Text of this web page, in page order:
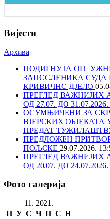
Вијести
Архива
ПОДИГНУТА
ЗАПОСЛЕНИКА СУДА
КРИВИЧНО ДЈЕЛО
ПРЕГЛЕД ВАЖНИЈИХ
ОД 27.07. ДО
ОСУМЊИЧЕНИ ЗА
ВЈЕРСКИХ ОБЈЕКАТА
ПРЕДАТ
ПРЕДЛОЖЕН
ПОЉСКЕ 29.07.2026.
ПРЕГЛЕД ВАЖНИЈИХ
ОД 20.07. ДО
Фото галерија
11. 2021.
П У С Ч П С Н